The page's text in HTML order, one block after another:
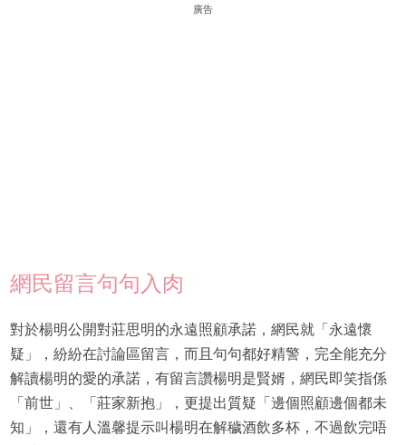
廣告
網民留言句句入肉
對於楊明公開對莊思明的永遠照顧承諾，網民就「永遠懷
疑」，紛紛在討論區留言，而且句句都好精警，完全能充分
解讀楊明的愛的承諾，有留言讚楊明是賢婿，網民即笑指係
「前世」、「莊家新抱」，更提出質疑「邊個照顧邊個都未
知」，還有人溫馨提示叫楊明在解穢酒飲多杯，不過飲完唔